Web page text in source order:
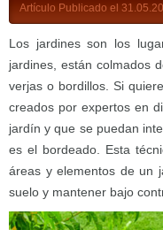
Artículo Publicado el
Los jardines son los
jardines, están colmados
verjas o bordillos. Si
creados por expertos en
jardín y que se puedan
es el bordeado. Esta
áreas y elementos de un
suelo y mantener bajo